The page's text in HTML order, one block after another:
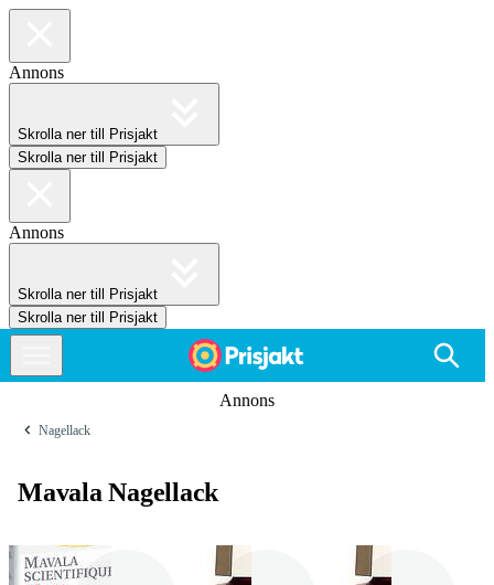
Annons
Skrolla ner till Prisjakt
Skrolla ner till Prisjakt
Annons
Skrolla ner till Prisjakt
Skrolla ner till Prisjakt
Annons
Nagellack
Mavala Nagellack